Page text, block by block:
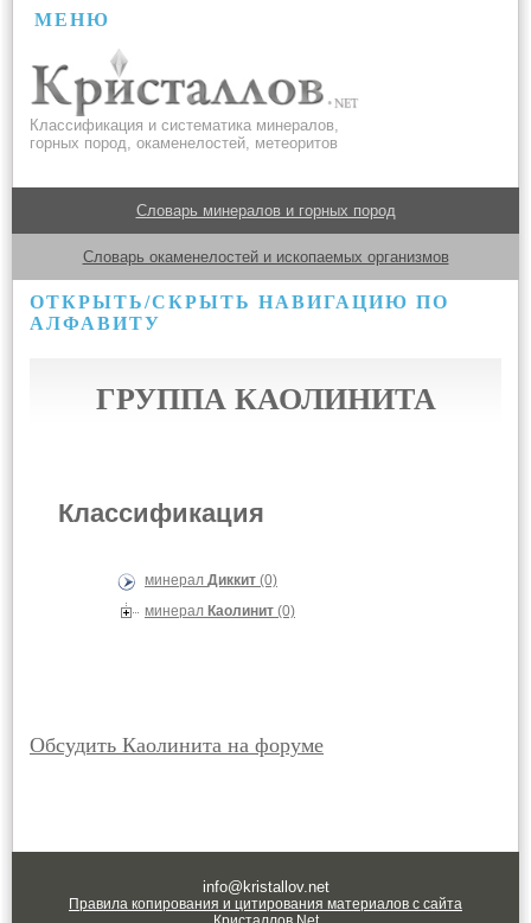
МЕНЮ
Классификация и систематика минералов,
горных пород, окаменелостей, метеоритов
Словарь минералов и горных пород
Словарь окаменелостей и ископаемых организмов
ОТКРЫТЬ/СКРЫТЬ НАВИГАЦИЮ ПО
АЛФАВИТУ
ГРУППА КАОЛИНИТА
Классификация
минерал Диккит (0)
минерал Каолинит (0)
Обсудить Каолинита на форуме
info@kristallov.net
Правила копирования и цитирования материалов с сайта